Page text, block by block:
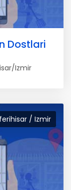
Dostlari
Izmir
/ Izmir